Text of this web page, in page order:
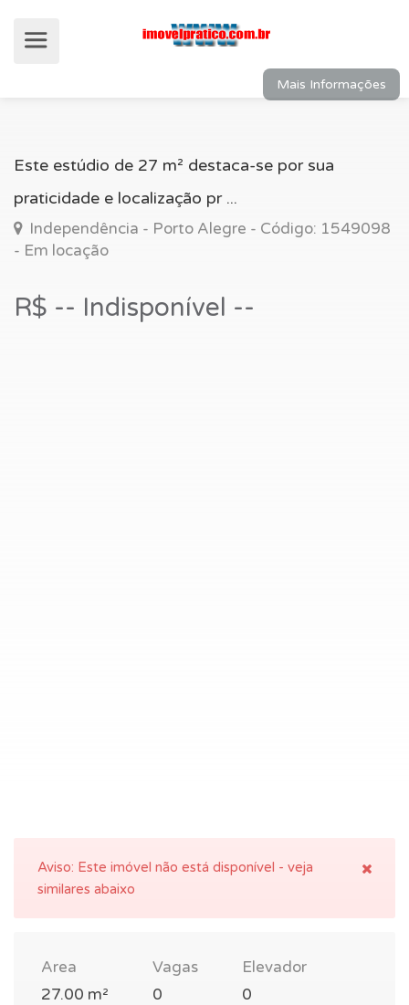
Este estúdio de 27 m² destaca-se por sua
praticidade e localização pr ...
Independência - Porto Alegre - Código: 1549098
- Em locação
R$ -- Indisponível --
Aviso: Este imóvel não está disponível - veja
similares abaixo
Area
27.00 m²
Vagas
0
Elevador
0
Mais Informações